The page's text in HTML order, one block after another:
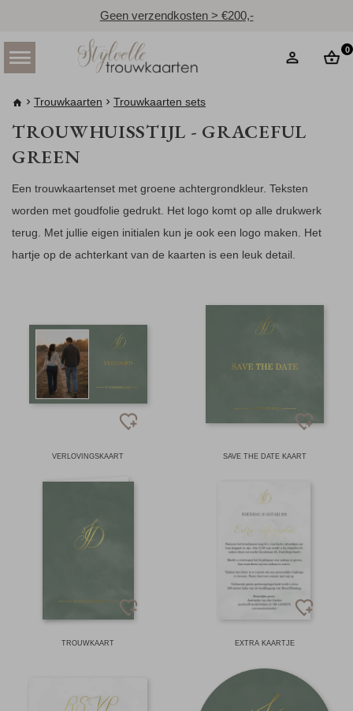
Geen verzendkosten > €200,-
0
Trouwkaarten Trouwkaarten sets
TROUWHUISSTIJL - GRACEFUL
GREEN
Een trouwkaartenset met groene achtergrondkleur. Teksten
worden met goudfolie gedrukt. Het logo komt op alle drukwerk
terug. Met jullie eigen initialen kun je ook een logo maken. Het
hartje op de achterkant van de kaarten is een leuk detail.
VERLOVINGSKAART SAVE THE DATE KAART
TROUWKAART EXTRA KAARTJE